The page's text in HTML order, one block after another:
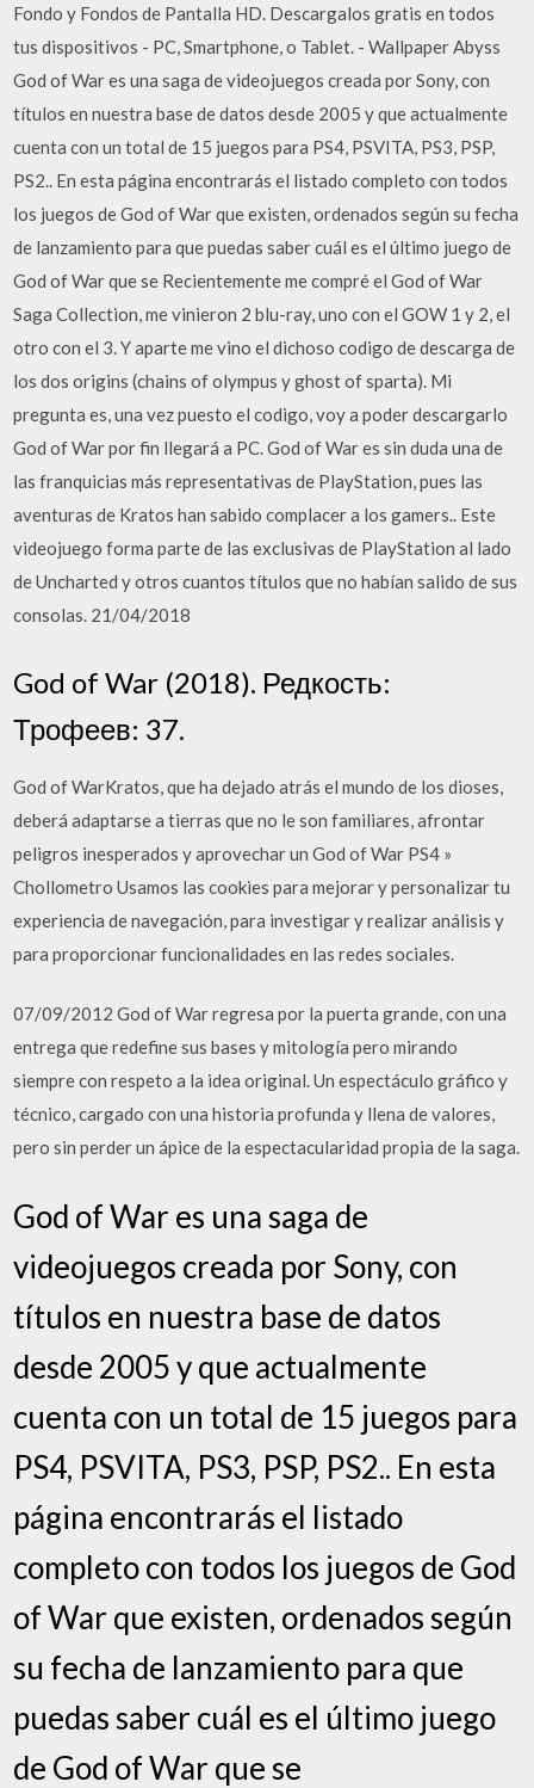
Fondo y Fondos de Pantalla HD. Descargalos gratis en todos
tus dispositivos - PC, Smartphone, o Tablet. - Wallpaper Abyss
God of War es una saga de videojuegos creada por Sony, con
títulos en nuestra base de datos desde 2005 y que actualmente
cuenta con un total de 15 juegos para PS4, PSVITA, PS3, PSP,
PS2.. En esta página encontrarás el listado completo con todos
los juegos de God of War que existen, ordenados según su fecha
de lanzamiento para que puedas saber cuál es el último juego de
God of War que se Recientemente me compré el God of War
Saga Collection, me vinieron 2 blu-ray, uno con el GOW 1 y 2, el
otro con el 3. Y aparte me vino el dichoso codigo de descarga de
los dos origins (chains of olympus y ghost of sparta). Mi
pregunta es, una vez puesto el codigo, voy a poder descargarlo
God of War por fin llegará a PC. God of War es sin duda una de
las franquicias más representativas de PlayStation, pues las
aventuras de Kratos han sabido complacer a los gamers.. Este
videojuego forma parte de las exclusivas de PlayStation al lado
de Uncharted y otros cuantos títulos que no habían salido de sus
consolas. 21/04/2018
God of War (2018). Редкость:
Трофеев: 37.
God of WarKratos, que ha dejado atrás el mundo de los dioses,
deberá adaptarse a tierras que no le son familiares, afrontar
peligros inesperados y aprovechar un God of War PS4 »
Chollometro Usamos las cookies para mejorar y personalizar tu
experiencia de navegación, para investigar y realizar análisis y
para proporcionar funcionalidades en las redes sociales.
07/09/2012 God of War regresa por la puerta grande, con una
entrega que redefine sus bases y mitología pero mirando
siempre con respeto a la idea original. Un espectáculo gráfico y
técnico, cargado con una historia profunda y llena de valores,
pero sin perder un ápice de la espectacularidad propia de la saga.
God of War es una saga de
videojuegos creada por Sony, con
títulos en nuestra base de datos
desde 2005 y que actualmente
cuenta con un total de 15 juegos para
PS4, PSVITA, PS3, PSP, PS2.. En esta
página encontrarás el listado
completo con todos los juegos de God
of War que existen, ordenados según
su fecha de lanzamiento para que
puedas saber cuál es el último juego
de God of War que se